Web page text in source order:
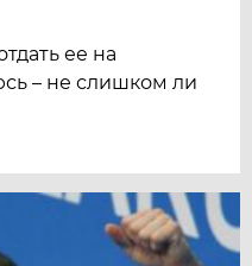
ее на
– не слишком ли